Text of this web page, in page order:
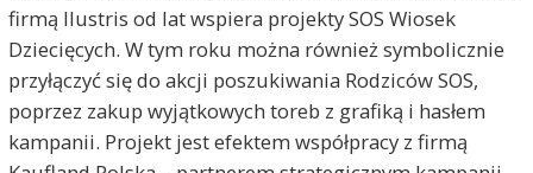
firmą Ilustris od lat wspiera projekty SOS Wiosek
Dziecięcych. W tym roku można również symbolicznie
przyłączyć się do akcji poszukiwania Rodziców SOS,
poprzez zakup wyjątkowych toreb z grafiką i hasłem
kampanii. Projekt jest efektem współpracy z firmą